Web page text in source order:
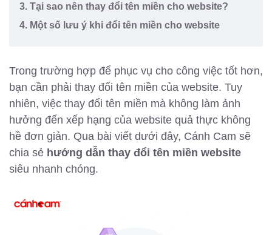
3. Tại sao nên thay đổi tên miền cho website?
4. Một số lưu ý khi đổi tên miền cho website
Trong trường hợp để phục vụ cho công việc tốt hơn,
bạn cần phải thay đổi tên miền của website. Tuy
nhiên, việc thay đổi tên miền mà không làm ảnh
hưởng đến xếp hạng của website quả thực không
hề đơn giản. Qua bài viết dưới đây, Cánh Cam sẽ
chia sẻ hướng dẫn thay đổi tên miền website
siêu nhanh chóng.